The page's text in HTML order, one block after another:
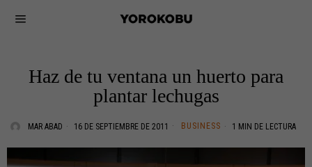
Haz de tu ventana un huerto para
plantar lechugas
MAR ABAD 16 DE SEPTIEMBRE DE 2011 BUSINESS 1 MIN DE LECTURA